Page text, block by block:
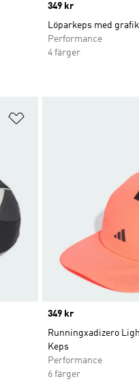
Price
349 kr
Löparkeps med grafik
Performance
4 färger
Price
349 kr
Runningxadizero
Keps
Performance
6 färger